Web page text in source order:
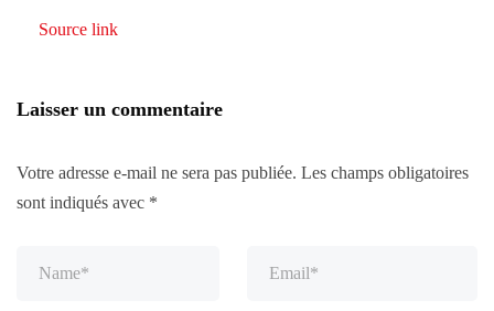
Source link
Laisser un commentaire
Votre adresse e-mail ne sera pas publiée. Les champs obligatoires
sont indiqués avec *